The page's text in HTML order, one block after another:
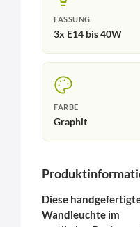
FASSUNG
3x E14 bis 40W
FARBE
Graphit
Diese
Wandleuchte im